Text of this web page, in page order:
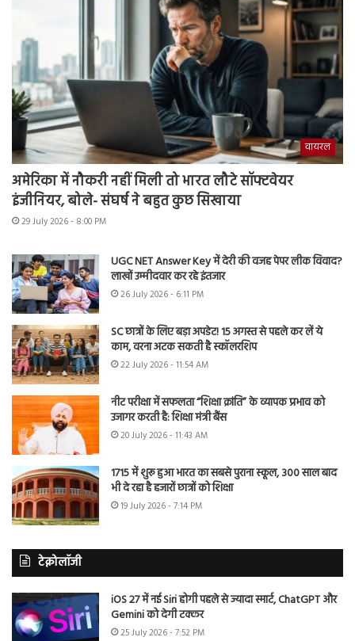
वायरल
अमेरिका में नौकरी नहीं मिली तो भारत लौटे सॉफ्टवेयर
इंजीनियर, बोले- संघर्ष ने बहुत कुछ सिखाया
29 July 2026 - 8:00 PM
UGC NET Answer Key में देरी की वजह पेपर लीक विवाद?
लाखों उम्मीदवार कर रहे इंतजार
26 July 2026 - 6:11 PM
SC छात्रों के लिए बड़ा अपडेट! 15 अगस्त से पहले कर लें ये
काम, वरना अटक सकती है स्कॉलरशिप
22 July 2026 - 11:54 AM
नीट परीक्षा में सफलता “शिक्षा क्रांति” के व्यापक प्रभाव को
उजागर करती है: शिक्षा मंत्री बैंस
20 July 2026 - 11:43 AM
1715 में शुरू हुआ भारत का सबसे पुराना स्कूल, 300 साल बाद
भी दे रहा है हजारों छात्रों को शिक्षा
19 July 2026 - 7:14 PM
टेक्नोलॉजी
iOS 27 में नई Siri होगी पहले से ज्यादा स्मार्ट, ChatGPT और
Gemini को देगी टक्कर
25 July 2026 - 7:52 PM